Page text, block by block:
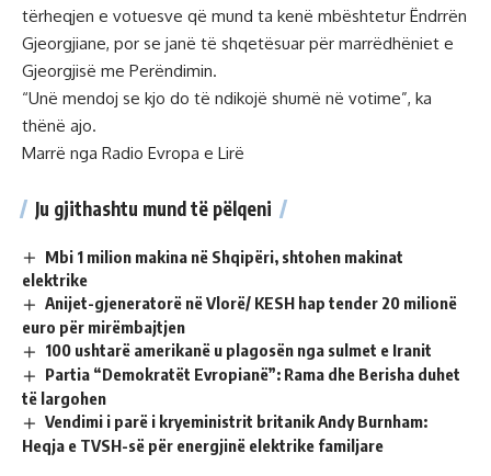
tërheqjen e votuesve që mund ta kenë mbështetur Ëndrrën
Gjeorgjiane, por se janë të shqetësuar për marrëdhëniet e
Gjeorgjisë me Perëndimin.
“Unë mendoj se kjo do të ndikojë shumë në votime”, ka
thënë ajo.
Marrë nga Radio Evropa e Lirë
Ju gjithashtu mund të pëlqeni
Mbi 1 milion makina në Shqipëri, shtohen makinat
elektrike
Anijet-gjeneratorë në Vlorë/ KESH hap tender 20 milionë
euro për mirëmbajtjen
100 ushtarë amerikanë u plagosën nga sulmet e Iranit
Partia “Demokratët Evropianë”: Rama dhe Berisha duhet
të largohen
Vendimi i parë i kryeministrit britanik Andy Burnham:
Heqja e TVSH-së për energjinë elektrike familjare